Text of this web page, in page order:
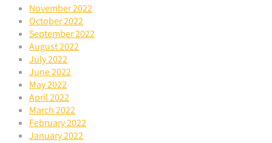
November 2022
October 2022
September 2022
August 2022
July 2022
June 2022
May 2022
April 2022
March 2022
February 2022
January 2022